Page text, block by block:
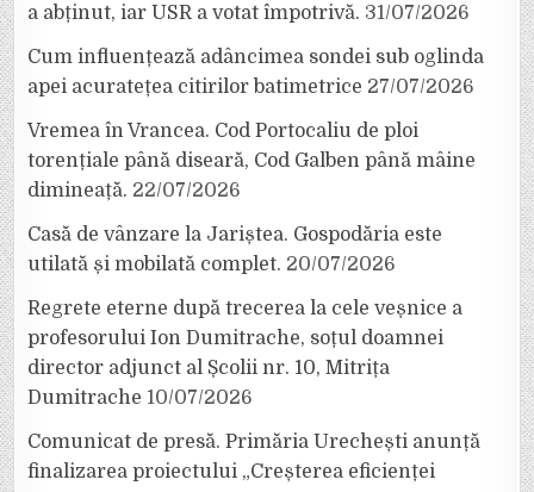
a abținut, iar USR a votat împotrivă. 31/07/2026
Cum influențează adâncimea sondei sub oglinda
apei acuratețea citirilor batimetrice 27/07/2026
Vremea în Vrancea. Cod Portocaliu de ploi
torențiale până diseară, Cod Galben până mâine
dimineață. 22/07/2026
Casă de vânzare la Jariștea. Gospodăria este
utilată și mobilată complet. 20/07/2026
Regrete eterne după trecerea la cele veșnice a
profesorului Ion Dumitrache, soțul doamnei
director adjunct al Școlii nr. 10, Mitrița
Dumitrache 10/07/2026
Comunicat de presă. Primăria Urechești anunță
finalizarea proiectului „Creșterea eficienței